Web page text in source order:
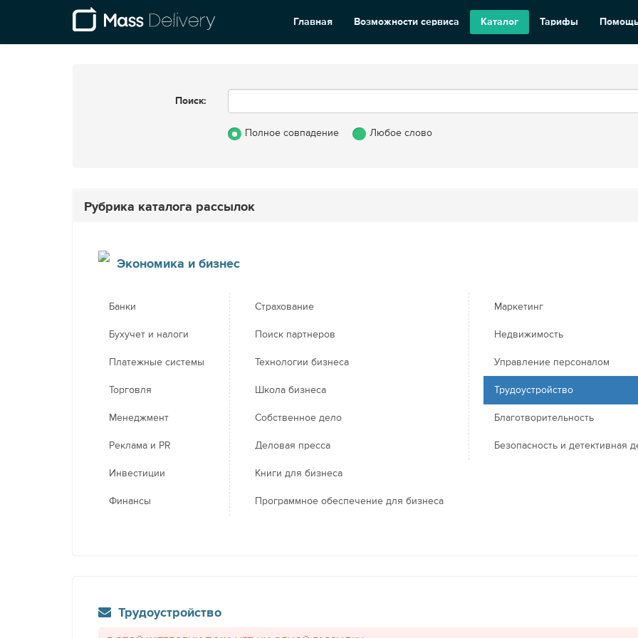
Главная Возможности сервиса Каталог Тарифы
Поиск:
Полное совпадение Любое слово
Рубрика каталога рассылок
Экономика и бизнес
Банки
Бухучет и налоги
Платежные системы
Торговля
Менеджмент
Реклама и PR
Инвестиции
Финансы
Страхование
Поиск партнеров
Технологии бизнеса
Школа бизнеса
Собственное дело
Деловая пресса
Книги для бизнеса
Программное обеспечение для бизнеса
Маркетинг
Недвижимость
Управление персоналом
Трудоустройство
Благотворительность
Безопасность и детективная
Трудоустройство